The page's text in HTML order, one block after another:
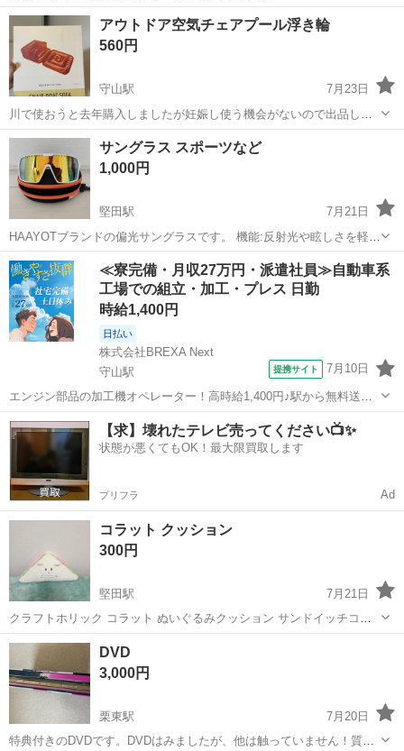
滋賀 守山市 守山駅 その他
アウトドア空気チェアプール浮き輪
560円
守山駅
7月23日
川で使おうと去年購入しましたが妊娠し使う機会がないので出品しま
す。 新品未使用未開封です。 アウトドアにどうでしょうか♪
滋賀 守山市 守山駅 その他 アウトドア
サングラス スポーツなど
1,000円
堅田駅
7月21日
HAAYOTブランドの偏光サングラスです。 機能:反射光や眩しさを軽減
する偏光レンズと、紫外線(UV400) カット機能を搭載しています。 素
材: 軽量で柔軟性の高いTR90フレームを採用しています。 用途: ロー
ドバ...
滋賀 守山市 堅田駅 その他 偏光
≪寮完備・月収27万円・派遣社員≫自動車系
工場での組立・加工・プレス 日勤
時給1,400円
日払い
株式会社BREXA Next
守山駅
提携サイト 7月10日
エンジン部品の加工機オペレーター！高時給1,400円♪駅から無料送迎
あり♪備品付きワンルーム寮完備！赴任旅費会社負担！有資格者活躍中
★通勤ラクラク無料送迎あり！嬉しい土日祝休み！住み込み・新生活
も安心！必要な食料を事前に準備...
滋賀 守山市 守山駅 その他
【求】壊れたテレビ売ってください📺✨
状態が悪くてもOK！最大限買取します
プリフラ Ad
コラット クッション
300円
堅田駅
7月21日
クラフトホリック コラット ぬいぐるみクッション サンドイッチコラ
ット クッションとしては使用しておりません。 部屋に飾って丁寧大切
に扱っておりました。 可愛がって頂ける方とお取引させて頂きたく、
ご理解の上ご検討頂けます...
滋賀 守山市
DVD
3,000円
栗東駅
7月20日
特典付きのDVDです。DVDはみましたが、他は触っていません！質問